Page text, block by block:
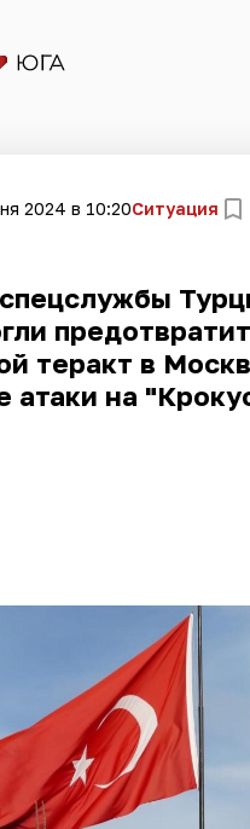
2024 в 10:20Ситуация
теракт в
атаки на